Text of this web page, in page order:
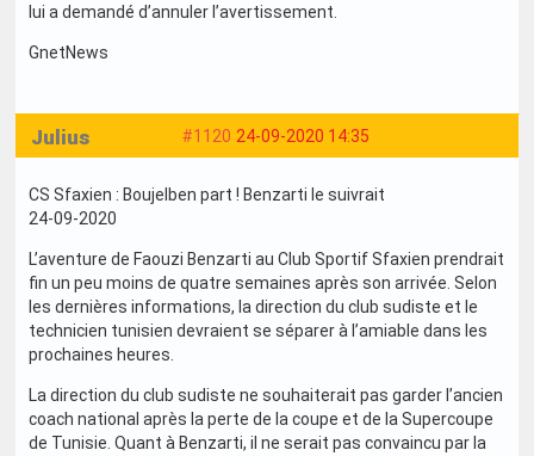
lui a demandé d’annuler l’avertissement.
GnetNews
#1120 24-09-2020 14:35
Julius
CS Sfaxien : Boujelben part ! Benzarti le suivrait
24-09-2020
L’aventure de Faouzi Benzarti au Club Sportif Sfaxien prendrait
fin un peu moins de quatre semaines après son arrivée. Selon
les dernières informations, la direction du club sudiste et le
technicien tunisien devraient se séparer à l’amiable dans les
prochaines heures.
La direction du club sudiste ne souhaiterait pas garder l’ancien
coach national après la perte de la coupe et de la Supercoupe
de Tunisie. Quant à Benzarti, il ne serait pas convaincu par la